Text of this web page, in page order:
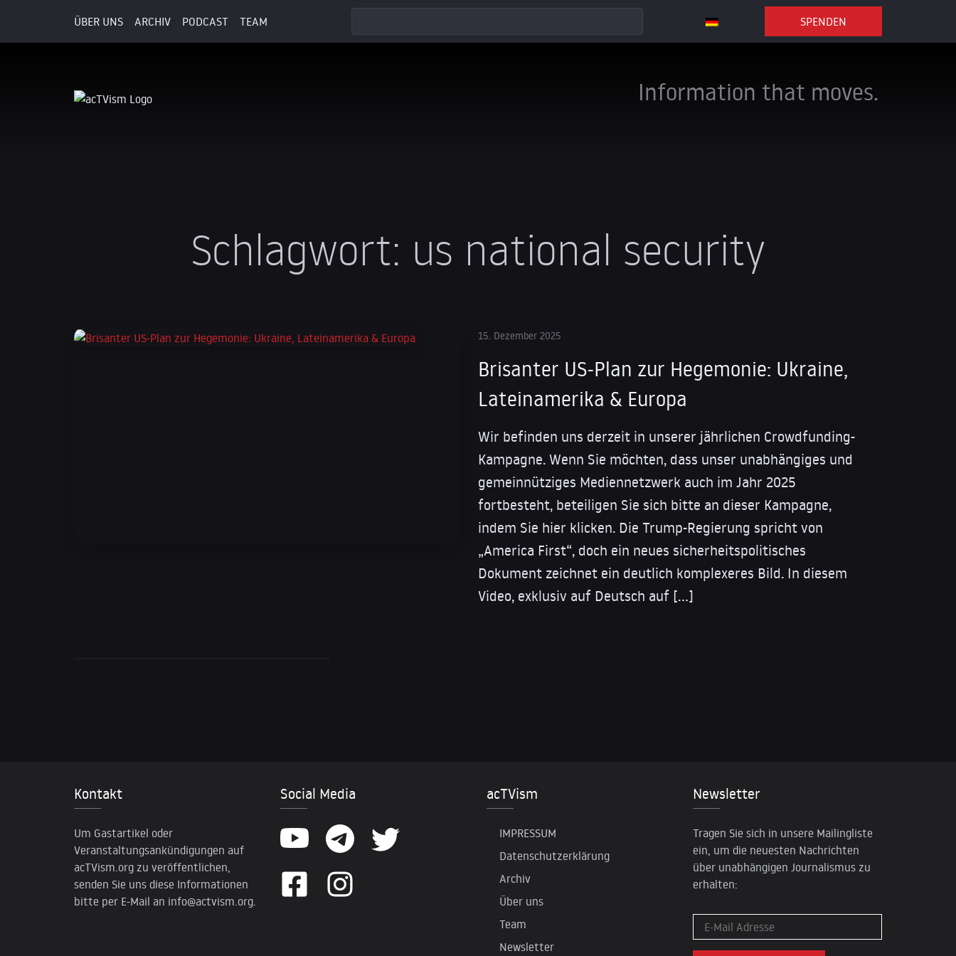
ÜBER UNS ARCHIV PODCAST TEAM SPENDEN
Information that moves.
Schlagwort: us national security
15. Dezember 2025
Brisanter US-Plan zur Hegemonie: Ukraine,
Lateinamerika & Europa
Wir befinden uns derzeit in unserer jährlichen Crowdfunding-
Kampagne. Wenn Sie möchten, dass unser unabhängiges und
gemeinnütziges Mediennetzwerk auch im Jahr 2025
fortbesteht, beteiligen Sie sich bitte an dieser Kampagne,
indem Sie hier klicken. Die Trump-Regierung spricht von
„America First“, doch ein neues sicherheitspolitisches
Dokument zeichnet ein deutlich komplexeres Bild. In diesem
Video, exklusiv auf Deutsch auf […]
Kontakt
Um Gastartikel oder
Veranstaltungsankündigungen auf
acTVism.org zu veröffentlichen,
senden Sie uns diese Informationen
bitte per E-Mail an info@actvism.org.
Social Media acTVism
IMPRESSUM
Datenschutzerklärung
Archiv
Über uns
Team
Newsletter
Newsletter
Tragen Sie sich in unsere Mailingliste
ein, um die neuesten Nachrichten
über unabhängigen Journalismus zu
erhalten: